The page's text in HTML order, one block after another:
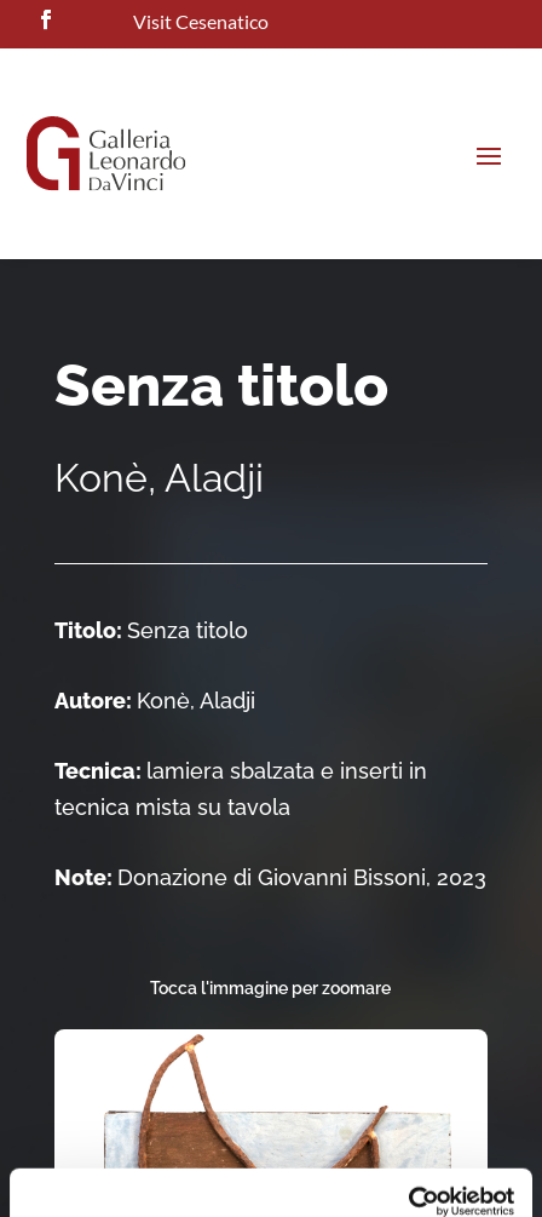
Visit Cesenatico
Senza titolo
Konè, Aladji
Titolo: Senza titolo
Autore: Konè, Aladji
Tecnica: lamiera sbalzata e inserti in
tecnica mista su tavola
Note: Donazione di Giovanni Bissoni, 2023
Tocca l'immagine per zoomare